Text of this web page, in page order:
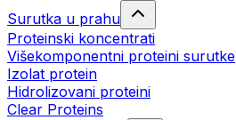
Surutka u prahu
Proteinski koncentrati
Višekomponentni proteini surutke
Izolat protein
Hidrolizovani proteini
Clear Proteins